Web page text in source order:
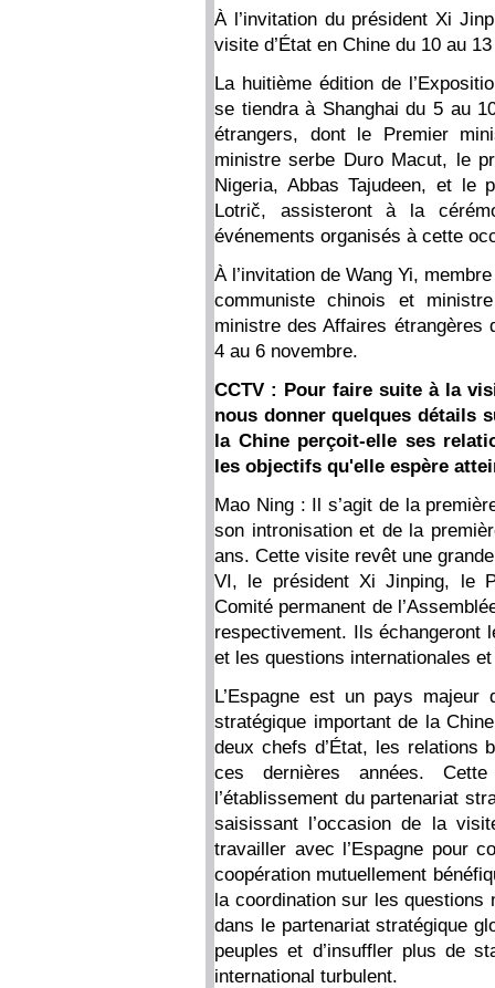
À l’invitation du président Xi
visite d’État en Chine du 10 au
La huitième édition de
se tiendra à Shanghai du 5 au
étrangers, dont le Premier
ministre serbe Duro Macut, le
Nigeria, Abbas Tajudeen, et le
Lotrič, assisteront à la
événements organisés à cette
À l’invitation de Wang Yi,
communiste chinois et
ministre des Affaires étrangères
4 au 6 novembre.
CCTV : Pour faire suite à la
nous donner quelques détails
la Chine perçoit-elle ses
les objectifs qu'elle espère
Mao Ning : Il s’agit de la
son intronisation et de la
ans. Cette visite revêt une
VI, le président Xi Jinping, le
Comité permanent de
respectivement. Ils échangeront
et les questions internationales
L’Espagne est un pays majeur
stratégique important de la
deux chefs d’État, les relations
ces dernières années.
l’établissement du partenariat
saisissant l’occasion de la
travailler avec l’Espagne pour
coopération mutuellement
la coordination sur les questions
dans le partenariat stratégique
peuples et d’insuffler plus de
international turbulent.